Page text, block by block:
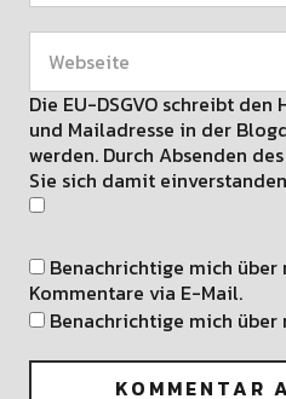
Die EU-DSGVO schreibt den
und Mailadresse in der
werden. Durch Absenden
Sie sich damit
Benachrichtige mich über
Kommentare via E-Mail.
Benachrichtige mich